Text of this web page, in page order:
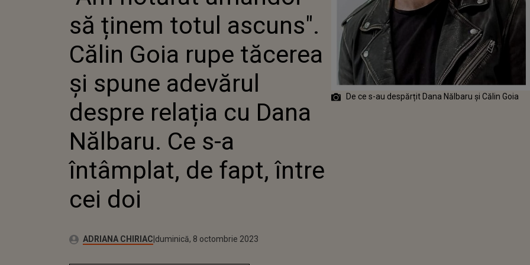
GOIA RUPE TĂCEREA ȘI
SPUNE ADEVĂRUL
DESPRE RELAȚIA CU
DANA NĂLBARU. CE S-A
ÎNTÂMPLAT, DE FAPT,
ÎNTRE CEI DOI
să ținem totul ascuns".
Călin Goia rupe tăcerea
și spune adevărul
despre relația cu Dana
Nălbaru. Ce s-a
întâmplat, de fapt, între
cei doi
Autor:ADRIANA CHIRIAC Publicat:
duminică, 8 octombrie 2023
De ce s-au despărțit Dana Nălbaru și Călin Goia